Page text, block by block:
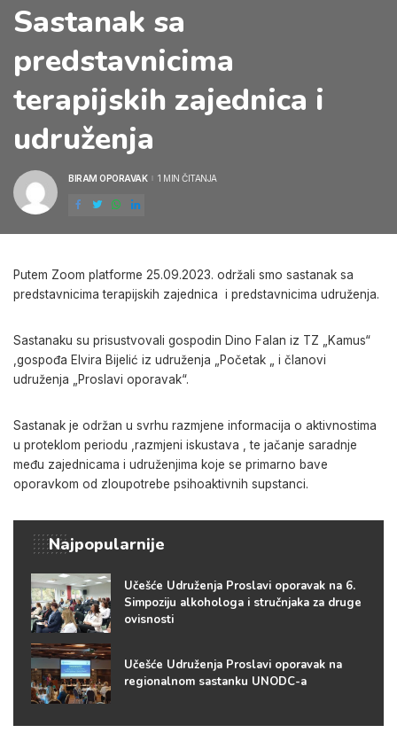
Sastanak sa
predstavnicima
terapijskih zajednica i
udruženja
POSTED
BIRAM OPORAVAK 1 MIN ČITANJA
Putem Zoom platforme 25.09.2023. održali smo sastanak sa
predstavnicima terapijskih zajednica i predstavnicima udruženja.
Sastanaku su prisustvovali gospodin Dino Falan iz TZ „Kamus“
,gospođa Elvira Bijelić iz udruženja „Početak „ i članovi
udruženja „Proslavi oporavak“.
Sastanak je održan u svrhu razmjene informacija o aktivnostima
u proteklom periodu ,razmjeni iskustava , te jačanje saradnje
među zajednicama i udruženjima koje se primarno bave
oporavkom od zloupotrebe psihoaktivnih supstanci.
Najpopularnije
Učešće Udruženja Proslavi oporavak na 6.
Simpoziju alkohologa i stručnjaka za druge
ovisnosti
Učešće Udruženja Proslavi oporavak na
regionalnom sastanku UNODC-a